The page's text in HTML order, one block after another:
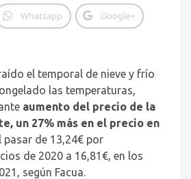
Whatsapp Google+
el temporal de nieve y frío
las temperaturas,
aumento del precio de la
un 27% más en el precio en
pasar de 13,24€ por
de 2020 a 16,81€, en los
según Facua.